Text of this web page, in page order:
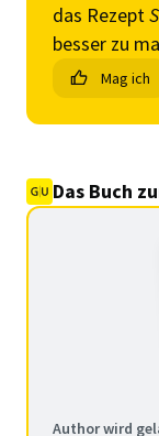
das Rezept
besser zu
Mag ich
Das Buch
Author wird